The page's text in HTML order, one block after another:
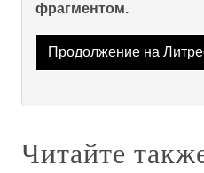
фрагментом.
Продолжение на
Читайте